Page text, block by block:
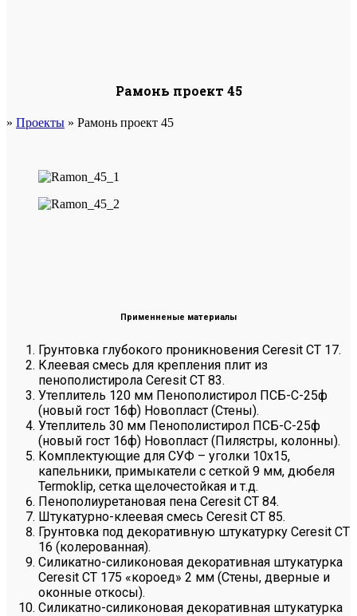
Рамонь проект 45
» Проекты » Рамонь проект 45
Применненые материалы
Грунтовка глубокого проникновения Сeresit CT 17.
Клеевая смесь для крепления плит из
пенополистирола Ceresit CT 83.
Утеплитель 120 мм Пенополистирол ПСБ-С-25ф
(новый гост 16ф) Новопласт (Стены).
Утеплитель 30 мм Пенополистирол ПСБ-С-25ф
(новый гост 16ф) Новопласт (Пилястры, колонны).
Комплектующие для СУФ – уголки 10х15,
капельники, примыкатели с сеткой 9 мм, дюбеля
Termoklip, сетка щелочестойкая и т.д.
Пенополиуретановая пена Ceresit CT 84.
Штукатурно-клеевая смесь Ceresit CT 85.
Грунтовка под декоративную штукатурку Ceresit CT
16 (колерованная).
Силикатно-силиконовая декоративная штукатурка
Ceresit CT 175 «короед» 2 мм (Стены, дверные и
оконные откосы).
Силикатно-силиконовая декоративная штукатурка